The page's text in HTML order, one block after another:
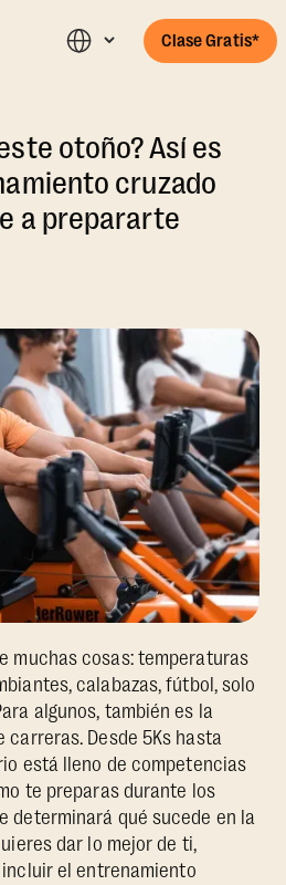
Clase Gratis*
otoño? Así es
cruzado
a prepararte
muchas cosas: temperaturas
calabazas, fútbol, solo
algunos, también es la
Desde 5Ks hasta
está lleno de competencias
te preparas durante los
determinará qué sucede en la
dar lo mejor de ti,
el entrenamiento